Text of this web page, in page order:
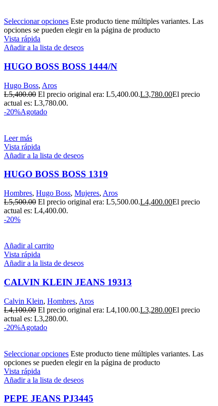
Seleccionar opciones Este producto tiene múltiples variantes. Las
opciones se pueden elegir en la página de producto
Vista rápida
Añadir a la lista de deseos
HUGO BOSS BOSS 1444/N
Hugo Boss, Aros
L5,400.00 El precio original era: L5,400.00.L3,780.00El precio
actual es: L3,780.00.
-20%Agotado
Leer más
Vista rápida
Añadir a la lista de deseos
HUGO BOSS BOSS 1319
Hombres, Hugo Boss, Mujeres, Aros
L5,500.00 El precio original era: L5,500.00.L4,400.00El precio
actual es: L4,400.00.
-20%
Añadir al carrito
Vista rápida
Añadir a la lista de deseos
CALVIN KLEIN JEANS 19313
Calvin Klein, Hombres, Aros
L4,100.00 El precio original era: L4,100.00.L3,280.00El precio
actual es: L3,280.00.
-20%Agotado
Seleccionar opciones Este producto tiene múltiples variantes. Las
opciones se pueden elegir en la página de producto
Vista rápida
Añadir a la lista de deseos
PEPE JEANS PJ3445